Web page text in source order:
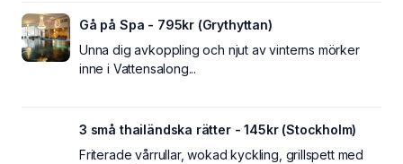
Gå på Spa - 795kr (Grythyttan)
Unna dig avkoppling och njut av vinterns mörker
inne i Vattensalong...
3 små thailändska rätter - 145kr (Stockholm)
Friterade vårrullar, wokad kyckling, grillspett med